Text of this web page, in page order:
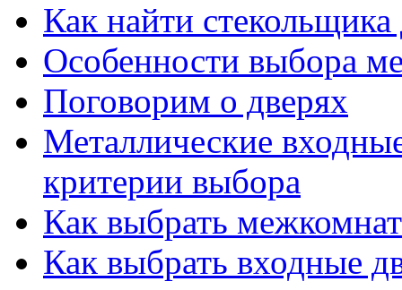
Как найти
Особенности выбора
Поговорим о дверях
Металлические
критерии выбора
Как выбрать
Как выбрать входные